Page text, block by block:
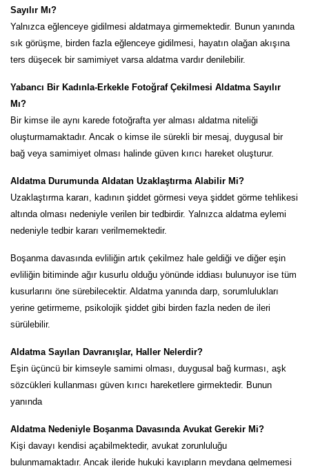
Sayılır Mı?
Yalnızca eğlenceye gidilmesi aldatmaya girmemektedir. Bunun yanında
sık görüşme, birden fazla eğlenceye gidilmesi, hayatın olağan akışına
ters düşecek bir samimiyet varsa aldatma vardır denilebilir.
Yabancı Bir Kadınla-Erkekle Fotoğraf Çekilmesi Aldatma Sayılır
Mı?
Bir kimse ile aynı karede fotoğrafta yer alması aldatma niteliği
oluşturmamaktadır. Ancak o kimse ile sürekli bir mesaj, duygusal bir
bağ veya samimiyet olması halinde güven kırıcı hareket oluşturur.
Aldatma Durumunda Aldatan Uzaklaştırma Alabilir Mi?
Uzaklaştırma kararı, kadının şiddet görmesi veya şiddet görme tehlikesi
altında olması nedeniyle verilen bir tedbirdir. Yalnızca aldatma eylemi
nedeniyle tedbir kararı verilmemektedir.
Boşanma davasında evliliğin artık çekilmez hale geldiği ve diğer eşin
evliliğin bitiminde ağır kusurlu olduğu yönünde iddiası bulunuyor ise tüm
kusurlarını öne sürebilecektir. Aldatma yanında darp, sorumlulukları
yerine getirmeme, psikolojik şiddet gibi birden fazla neden de ileri
sürülebilir.
Aldatma Sayılan Davranışlar, Haller Nelerdir?
Eşin üçüncü bir kimseyle samimi olması, duygusal bağ kurması, aşk
sözcükleri kullanması güven kırıcı hareketlere girmektedir. Bunun
yanında
Aldatma Nedeniyle Boşanma Davasında Avukat Gerekir Mi?
Kişi davayı kendisi açabilmektedir, avukat zorunluluğu
bulunmamaktadır. Ancak ileride hukuki kayıpların meydana gelmemesi